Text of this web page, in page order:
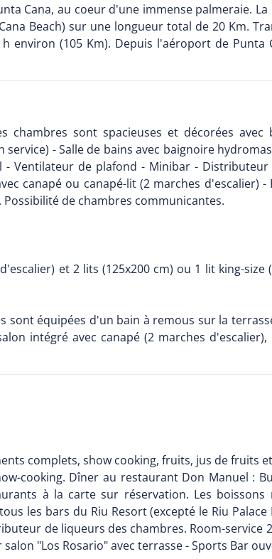
Cana, au coeur d'une immense palmeraie. La
Beach) sur une longueur total de 20 Km.
environ (105 Km). Depuis l'aéroport de Punta
chambres sont spacieuses et décorées avec
- Salle de bains avec baignoire
- Ventilateur de plafond - Minibar -
canapé ou canapé-lit (2 marches d'escalier) -
de chambres communicantes.
et 2 lits (125x200 cm) ou 1 lit king-size
équipées d'un bain à remous sur la
intégré avec canapé (2 marches d'escalier),
complets, show cooking, fruits, jus de fruits
cooking. Dîner au restaurant Don Manuel :
à la carte sur réservation. Les boissons
les bars du Riu Resort (excepté le Riu Palace
de liqueurs des chambres. Room-service
"Los Rosario" avec terrasse - Sports Bar